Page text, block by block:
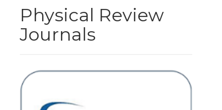
Physical Review
Journals